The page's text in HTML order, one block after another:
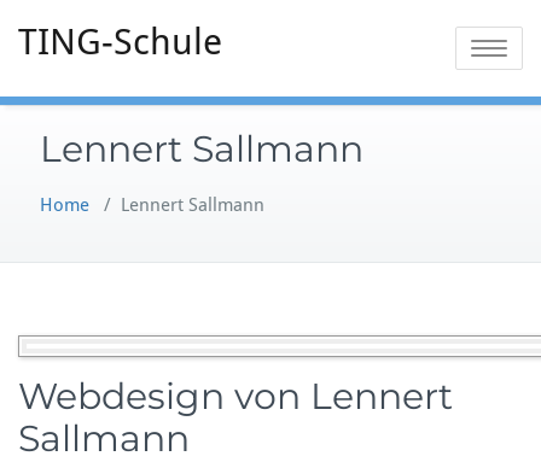
TING-Schule Toggle
Lennert Sallmann
Home / Lennert Sallmann
Webdesign von Lennert
Sallmann